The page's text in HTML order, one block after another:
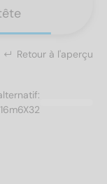
Retour à l'aperçu